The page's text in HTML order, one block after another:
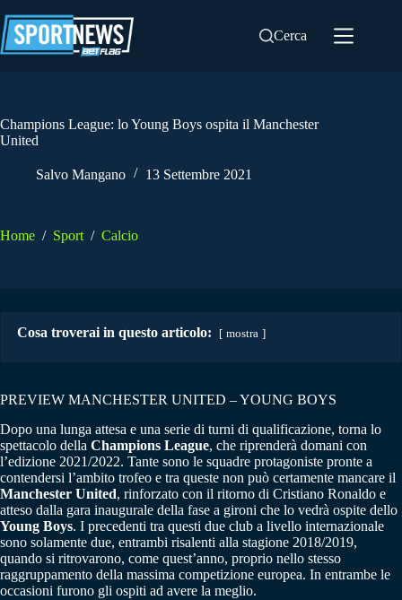
al
contenuto
Cerca
Champions League: lo Young Boys ospita il Manchester
United
Salvo Mangano 13 Settembre 2021
Home / Sport / Calcio
Cosa troverai in questo articolo: mostra
PREVIEW MANCHESTER UNITED – YOUNG BOYS
Dopo una lunga attesa e una serie di turni di qualificazione, torna lo
spettacolo della Champions League, che riprenderà domani con
l’edizione 2021/2022. Tante sono le squadre protagoniste pronte a
contendersi l’ambito trofeo e tra queste non può certamente mancare il
Manchester United, rinforzato con il ritorno di Cristiano Ronaldo e
atteso dalla gara inaugurale della fase a gironi che lo vedrà ospite dello
Young Boys. I precedenti tra questi due club a livello internazionale
sono solamente due, entrambi risalenti alla stagione 2018/2019,
quando si ritrovarono, come quest’anno, proprio nello stesso
raggruppamento della massima competizione europea. In entrambe le
occasioni furono gli ospiti ad avere la meglio.